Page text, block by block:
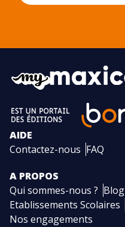
AIDE
Contactez-nous FAQ
A PROPOS
Qui sommes-nous ? Blog
Etablissements Scolaires
Nos engagements